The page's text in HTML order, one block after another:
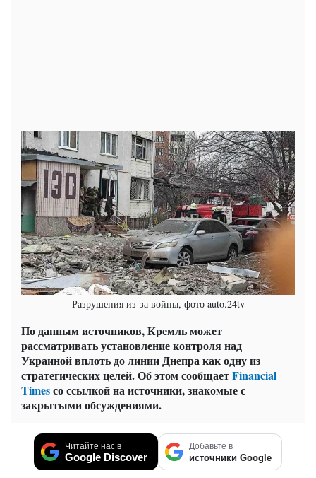
Разрушения из-за войны, фото auto.24tv
По данным источников, Кремль может
рассматривать установление контроля над
Украиной вплоть до линии Днепра как одну из
стратегических целей. Об этом сообщаетFinancial
Timesсо ссылкой на источники, знакомые с
закрытыми обсуждениями.
Читайте нас в
Google Discover
Добавьте в
источники Google